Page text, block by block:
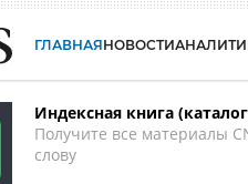
ГЛАВНАЯНОВОСТИ
Индексная книга
Получите все материалы
слову